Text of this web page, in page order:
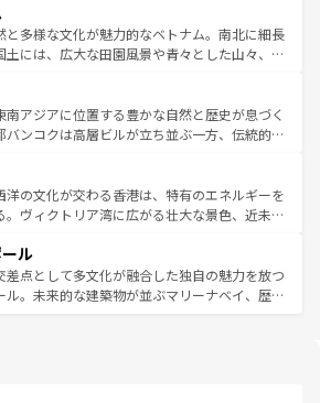
い。
と評判のスイーツなど、バラエティ豊かな料理
が味わえる。 なお、新着の台湾情報は コンテンツ一覧を参
い。
足を延ばせば四季折々の自然美を楽しむことが
して、キムチや焼肉、絶品のストリートフード
ざまな韓国料理が待っている。夜には、韓国な
まれながら、韓国の多彩な魅力を心ゆくまで味
わってみてほしい。 なお、新着の韓国情報はコンテンツ一
てほしい。
と多様な文化が魅力的なベトナム。南北に細長
土には、広大な田園風景や青々とした山々、世
と共に伝統が息づく。ハノイの古い町並みやホ
のフランス統治時代の建物も、独特の雰囲気を
いる。また、バラエティの豊かさとおいしさで
ーやバインミー、ベトナムコーヒーなどは、ぜ
わいたい。どの地域を訪れてもあたたかい人々
迎えてくれるので、きっと忘れられない旅にな
い。
南アジアに位置する豊かな自然と歴史が息づく
バンコクは高層ビルが立ち並ぶ一方、伝統的な
差している。北部ではチェンマイなどの山岳地
触れ合い、南部ではプーケットやクラビの美し
リゾート気分を楽しむことができる。タイ料理
候は一年中温暖で、どの季節にも異なる楽しみ
る。親しみやすいタイの人々、仏教を中心とし
して多様な観光資源が、訪れる旅人を魅了し続
洋の文化が交わる香港は、特有のエネルギーを
。ヴィクトリア湾に広がる壮大な景色、近未来
訪れても感動するはず。観光スポットが密集し
率よく見どころを回れるのも魅力。息をのむよ
ら文化的な体験まで、香港を存分に楽しみ尽く
ル
差点として多文化が融合した独自の魅力を放つ
ル。未来的な建築物が並ぶマリーナベイ、歴史